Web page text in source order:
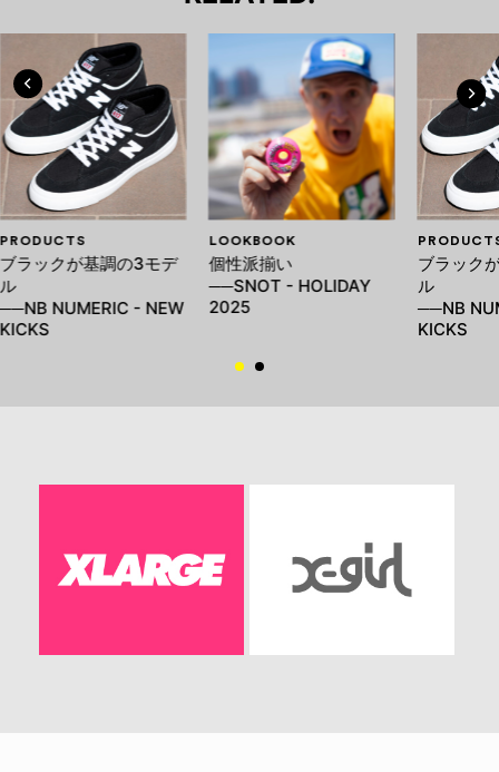
PRODUCTS
ブラックが基調の3モデ
ル
──NB NUMERIC - NEW
KICKS
LOOKBOOK
個性派揃い
──SNOT - HOLIDAY
2025
ブラック
ル
──NB
KICKS